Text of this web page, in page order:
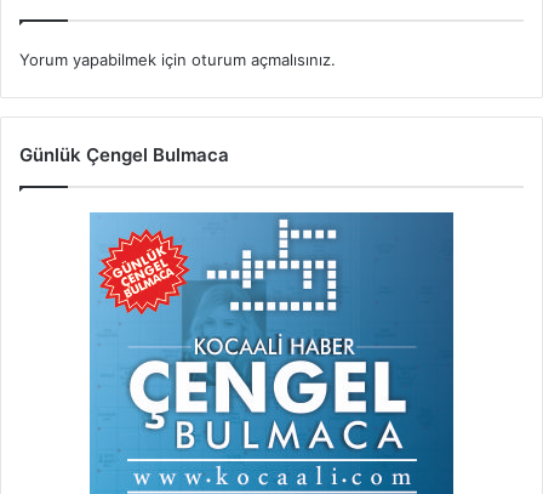
Yorum yapabilmek için oturum açmalısınız.
Günlük Çengel Bulmaca